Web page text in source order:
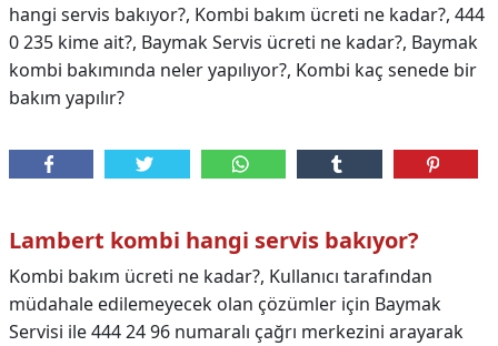
hangi servis bakıyor?, Kombi bakım ücreti ne kadar?, 444
0 235 kime ait?, Baymak Servis ücreti ne kadar?, Baymak
kombi bakımında neler yapılıyor?, Kombi kaç senede bir
bakım yapılır?
Lambert kombi hangi servis bakıyor?
Kombi bakım ücreti ne kadar?, Kullanıcı tarafından
müdahale edilemeyecek olan çözümler için Baymak
Servisi ile 444 24 96 numaralı çağrı merkezini arayarak